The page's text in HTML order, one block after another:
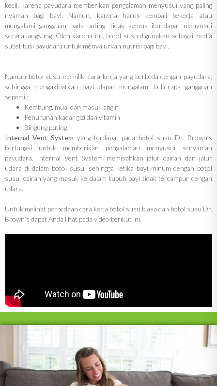
kecil, karena payudara memberikan pengalaman menyusui yang paling
nyaman bagi bayi. Namun, karena harus kembali bekerja atau
mengalami gangguan pada puting, tidak semua ibu dapat menyusui
secara langsung. Oleh karena itu, botol susu digunakan sebagai media
substitusi payudara untuk menyalurkan nutrisi bagi bayi.
Namun botol susu memiliki cara kerja yang berbeda dengan payudara,
sehingga mengakibatkan bayi dapat mengalami beberapa gangguan
seperti :
Kembung, mual dan masuk angin
Penurunan kadar gizi dan vitamin
Bingung puting
Internal Vent System yang terdapat pada botol susu Dr. Brown’s
berfungsi untuk memberikan pengalaman menyusui senyaman
payudara. Internal Vent System memisahkan jalur cairan dan jalur
udara di dalam botol susu, sehingga ketika bayi minum dengan botol
susu, cairan yang masuk ke dalam tubuh bayi tidak tercampur dengan
udara.
Untuk melihat perbedaan cara kerja botol susu biasa dan botol susu Dr.
Brown’s dapat Anda lihat pada video berikut ini.